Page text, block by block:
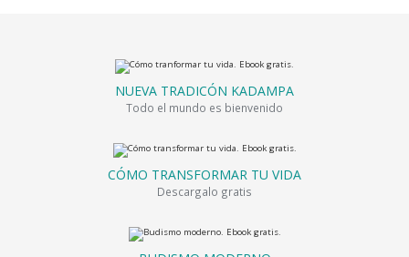
NUEVA TRADICÓN KADAMPA
Todo el mundo es bienvenido
CÓMO TRANSFORMAR TU VIDA
Descargalo gratis